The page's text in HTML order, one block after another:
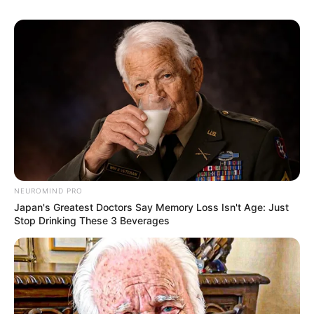
Ayah: –
Ibu: –
Saudara Laki-laki: –
Saudara Perempuan: 1 (Kembar)
Anak: 1
NEUROMIND PRO
Japan's Greatest Doctors Say Memory Loss Isn't Age: Just
Stop Drinking These 3 Beverages